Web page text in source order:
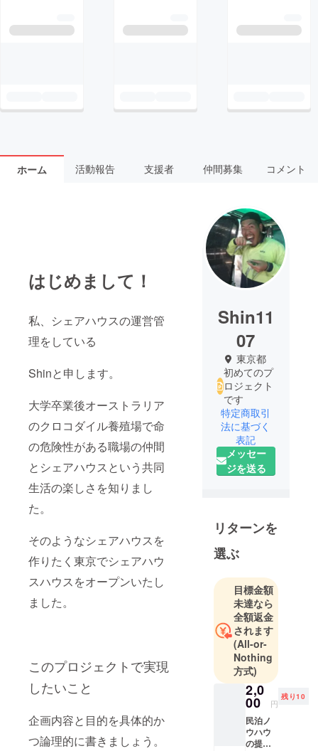
ホーム 活動報告 支援者 仲間募集 コメント
はじめまして！
私、シェアハウスの運営管
理をしている
Shinと申します。
大学卒業後オーストラリア
のクロコダイル養殖場で命
の危険性がある職場の仲間
とシェアハウスという共同
生活の楽しさを知りまし
た。
そのようなシェアハウスを
作りたく東京でシェアハウ
スハウスをオープンいたし
ました。
このプロジェクトで実現
したいこと
企画内容と目的を具体的か
つ論理的に書きましょう。
Shin11
07
東京都
初めてのプ
ロジェクト
です
特定商取引
法に基づく
表記
メッセー
ジを送る
リターンを
選ぶ
目標金額
未達なら
全額返金
されます
(All-or-
Nothing
方式)
2,0
00 円
残り10
民泊ノ
ウハウ
の提